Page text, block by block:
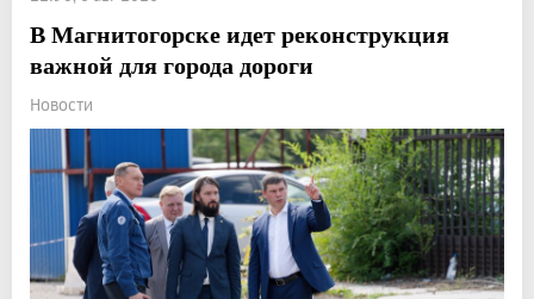
В Магнитогорске идет реконструкция
важной для города дороги
Новости